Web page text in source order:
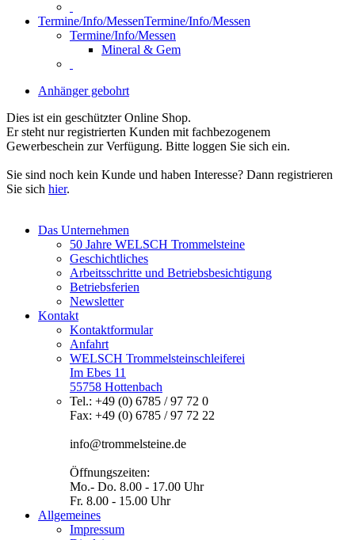
Termine/Info/MessenTermine/Info/Messen
Termine/Info/Messen
Mineral & Gem
Anhänger gebohrt
Dies ist ein geschützter Online Shop.
Er steht nur registrierten Kunden mit fachbezogenem
Gewerbeschein zur Verfügung. Bitte loggen Sie sich ein.
Sie sind noch kein Kunde und haben Interesse? Dann registrieren
Sie sich hier.
Das Unternehmen
50 Jahre WELSCH Trommelsteine
Geschichtliches
Arbeitsschritte und Betriebsbesichtigung
Betriebsferien
Newsletter
Kontakt
Kontaktformular
Anfahrt
WELSCH Trommelsteinschleiferei
Im Ebes 11
55758 Hottenbach
Tel.: +49 (0) 6785 / 97 72 0
Fax: +49 (0) 6785 / 97 72 22
info@trommelsteine.de
Öffnungszeiten:
Mo.- Do. 8.00 - 17.00 Uhr
Fr. 8.00 - 15.00 Uhr
Allgemeines
Impressum